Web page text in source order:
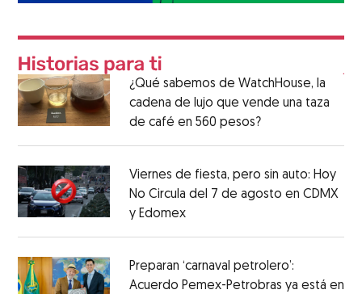
¿Qué sabemos de WatchHouse, la
cadena de lujo que vende una taza
de café en 560 pesos?
Viernes de fiesta, pero sin auto: Hoy
No Circula del 7 de agosto en CDMX
y Edomex
Preparan ‘carnaval petrolero’:
Acuerdo Pemex-Petrobras ya está en